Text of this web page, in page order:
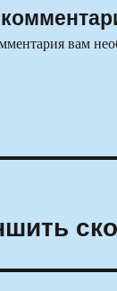
вам